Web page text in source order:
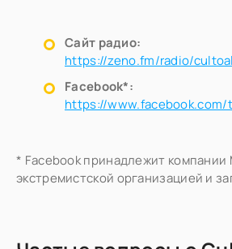
Сайт радио:
https://zeno.fm/radio/
Facebook*:
https://
* Facebook принадлежит компании
экстремистской организацией и